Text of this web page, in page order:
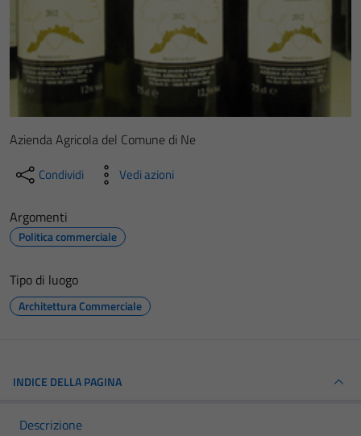
Azienda Agricola del Comune di Ne
Condividi Vedi azioni
Argomenti
Politica commerciale
Tipo di luogo
Architettura Commerciale
INDICE DELLA PAGINA
Descrizione